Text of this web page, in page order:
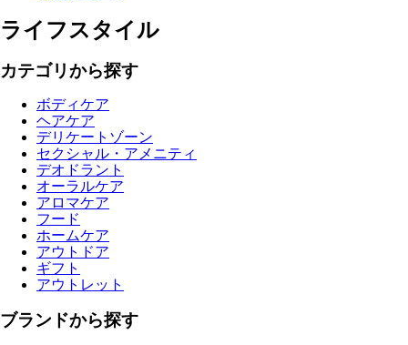
ライフスタイル
カテゴリから探す
ボディケア
ヘアケア
デリケートゾーン
セクシャル・アメニティ
デオドラント
オーラルケア
アロマケア
フード
ホームケア
アウトドア
ギフト
アウトレット
ブランドから探す